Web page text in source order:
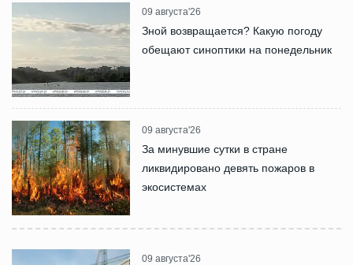
09 августа'26
Зной возвращается? Какую погоду
обещают синоптики на понедельник
09 августа'26
За минувшие сутки в стране
ликвидировано девять пожаров в
экосистемах
09 августа'26